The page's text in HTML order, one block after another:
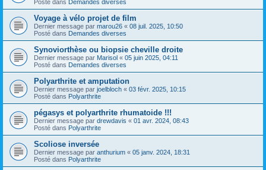
Posté dans Demandes diverses
Voyage à vélo projet de film
Dernier message par marou26 « 08 juil. 2025, 10:50
Posté dans Demandes diverses
Synoviorthèse ou biopsie cheville droite
Dernier message par Marisol « 05 juin 2025, 04:11
Posté dans Demandes diverses
Polyarthrite et amputation
Dernier message par joelbloch « 03 févr. 2025, 10:15
Posté dans Polyarthrite
pégasys et polyarthrite rhumatoide !!!
Dernier message par drewdavis « 01 avr. 2024, 08:43
Posté dans Polyarthrite
Scoliose inversée
Dernier message par anthurium « 05 janv. 2024, 18:31
Posté dans Polyarthrite